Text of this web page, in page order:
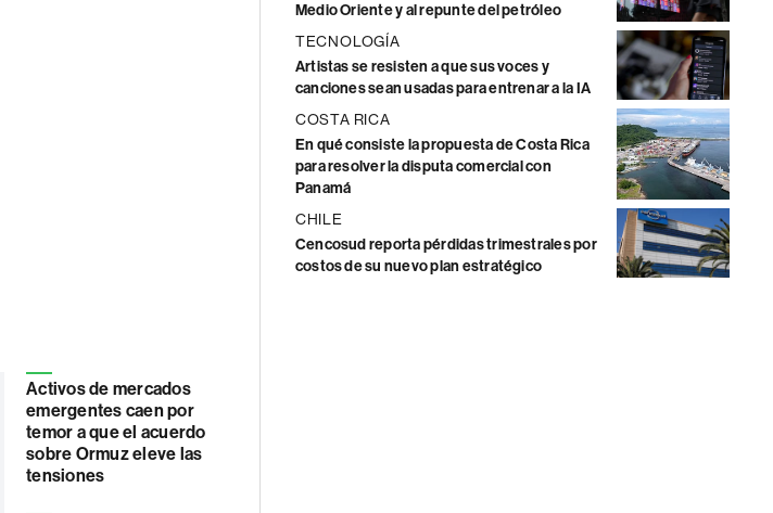
Activos de mercados
emergentes caen por
temor a que el acuerdo
sobre Ormuz eleve las
tensiones
Medio Oriente y al repunte del petróleo
TECNOLOGÍA
Artistas se resisten a que sus voces y
canciones sean usadas para entrenar a la IA
COSTA RICA
En qué consiste la propuesta de Costa Rica
para resolver la disputa comercial con
Panamá
CHILE
Cencosud reporta pérdidas trimestrales por
costos de su nuevo plan estratégico